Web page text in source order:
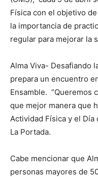
Física con el objetivo
la importancia de
regular para mejorar la
Alma Viva- Desafiando
prepara un encuentro
Ensamble. “Queremos
que mejor manera que
Actividad Física y el Día
La Portada.
Cabe mencionar que
personas mayores de